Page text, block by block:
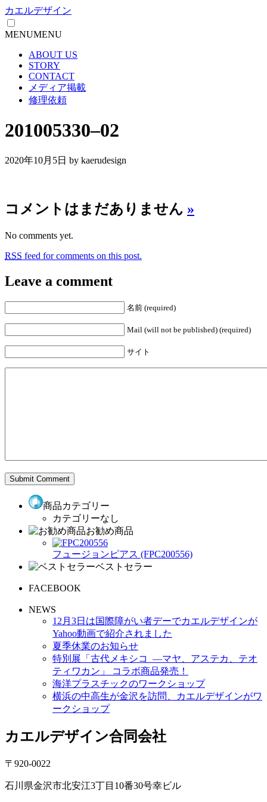
カエルデザイン
MENUMENU
ABOUT US
STORY
CONTACT
メディア掲載
修理依頼
201005330–02
2020年10月5日 by kaerudesign
コメントはまだありません »
No comments yet.
RSS feed for comments on this post.
Leave a comment
名前 (required)
Mail (will not be published) (required)
サイト
商品カテゴリー
カテゴリーなし
お勧め商品
フュージョンピアス (FPC200556)
ベストセラー
FACEBOOK
NEWS
12月3日は国際障がい者デーでカエルデザインが
Yahoo動画で紹介されました
夏季休業のお知らせ
特別展「古代メキシコ ―マヤ、アステカ、テオ
ティワカン」 コラボ商品発売！
海洋プラスチックのワークショップ
横浜の中高生が金沢を訪問、カエルデザインがワ
ークショップ
カエルデザイン合同会社
〒920-0022
石川県金沢市北安江3丁目10番30号幸ビル